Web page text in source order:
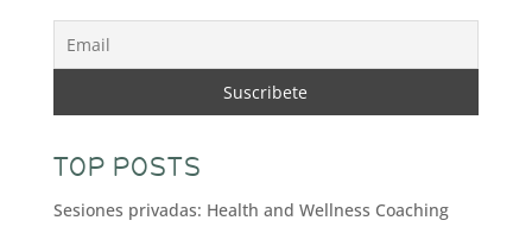
TOP POSTS
Sesiones privadas: Health and Wellness Coaching